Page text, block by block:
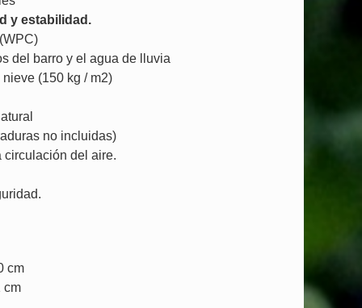
y estabilidad.
del barro y el agua de lluvia
(150 kg / m2)
no incluidas)
del aire.
cm
cm